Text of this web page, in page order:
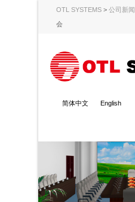
OTL SYSTEMS > 公司新闻
会
简体中文 English